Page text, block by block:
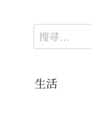
搜
尋
鍵
生活